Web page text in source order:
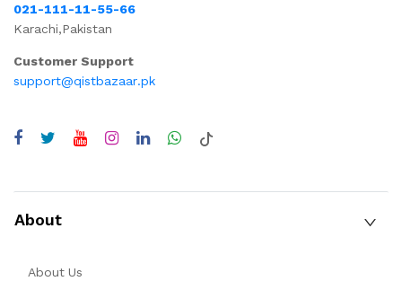
021-111-11-55-66
Karachi,Pakistan
Customer Support
support@qistbazaar.pk
About
About Us